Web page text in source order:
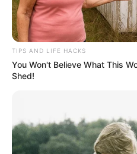
TIPS AND LIFE HACKS
You Won't Believe What This
Shed!